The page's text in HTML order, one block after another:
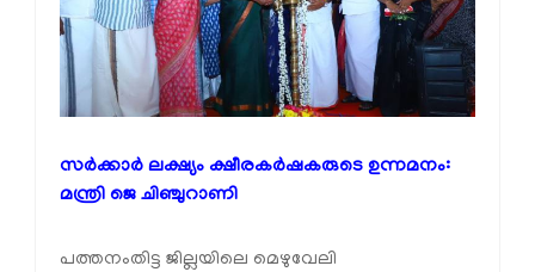
സർക്കാർ ലക്ഷ്യം ക്ഷീരകർഷകരുടെ ഉന്നമനം:
മന്ത്രി ജെ ചിഞ്ചുറാണി
പത്തനംതിട്ട ജില്ലയിലെ മെഴുവേലി